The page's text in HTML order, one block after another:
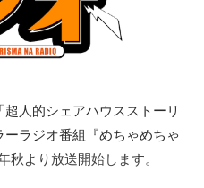
お酒を飲めるならビールも
す！
の仕事が多いものの、国土
フィールドも多くありま
数を十分に確保できておら
うです。
20年近く交際している彼女
。突然すぎてビックリし
すと伝えましたが、時間が
呼び出し、私や彼女に不誠
後、プライベートな話はしな
ておらず、職場の雰囲気は
人的シェアハウスストーリ
ラジオ番組『めちゃめちゃ
より放送開始します。